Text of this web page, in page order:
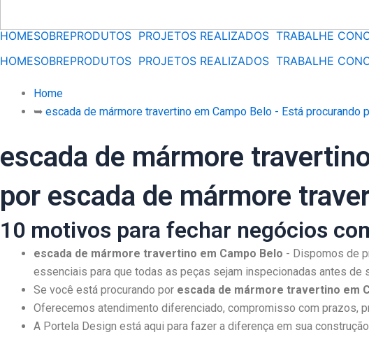
HOMESOBREPRODUTOS PROJETOS REALIZADOS TRABALHE
HOMESOBREPRODUTOS PROJETOS REALIZADOS TRABALHE
Home
➥ escada de mármore travertino em Campo Belo - Está
escada de mármore
por escada de mármore
10 motivos para fechar negócios
escada de mármore travertino em Campo Belo - Dispomos de
essenciais para que todas as peças sejam inspecionadas antes de
Se você está procurando por escada de mármore travertino em
Oferecemos atendimento diferenciado, compromisso com prazos,
A Portela Design está aqui para fazer a diferença em sua